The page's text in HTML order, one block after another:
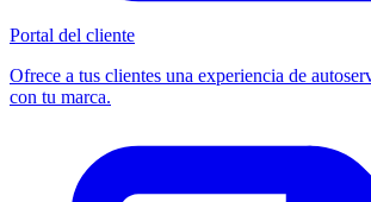
Portal del cliente
Ofrece a tus clientes una experiencia de
con tu marca.